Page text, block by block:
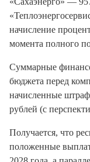
начисление
момента полного
Суммарные
бюджета перед
начисленные
рублей (с
Получается, что
положенные